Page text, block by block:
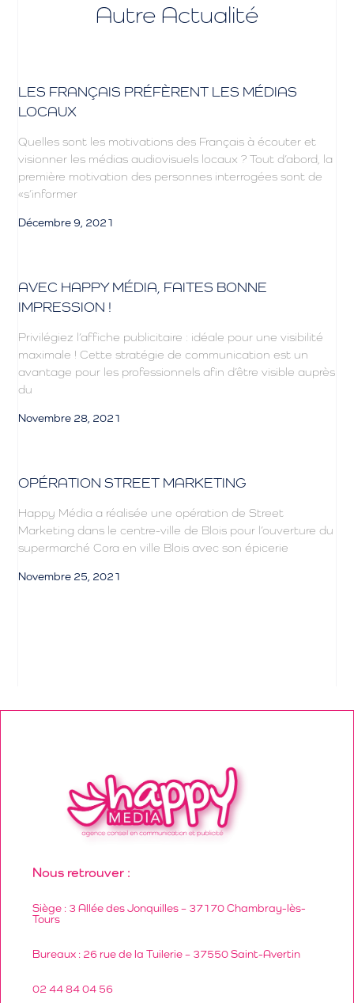
Autre Actualité
LES FRANÇAIS PRÉFÈRENT LES MÉDIAS
LOCAUX
Quelles sont les motivations des Français à écouter et
visionner les médias audiovisuels locaux ? Tout d’abord, la
première motivation des personnes interrogées sont de
«s’informer
Décembre 9, 2021
AVEC HAPPY MÉDIA, FAITES BONNE
IMPRESSION !
Privilégiez l’affiche publicitaire : idéale pour une visibilité
maximale ! Cette stratégie de communication est un
avantage pour les professionnels afin d’être visible auprès
du
Novembre 28, 2021
OPÉRATION STREET MARKETING
Happy Média a réalisée une opération de Street
Marketing dans le centre-ville de Blois pour l’ouverture du
supermarché Cora en ville Blois avec son épicerie
Novembre 25, 2021
Nous retrouver :
Siège : 3 Allée des Jonquilles – 37170 Chambray-lès-
Tours
Bureaux : 26 rue de la Tuilerie – 37550 Saint-Avertin
02 44 84 04 56